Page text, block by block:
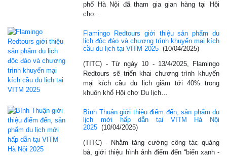
phố Hà Nội đã tham gia gian hàng tại Hội
chợ…
Flamingo Redtours giới thiệu sản phẩm du
lịch độc đáo và chương trình khuyến mại kích
cầu du lịch tại VITM 2025 (10/04/2025)
(TITC) - Từ ngày 10 - 13/4/2025, Flamingo
Redtours sẽ triển khai chương trình khuyến
mại kích cầu du lịch giảm tới 40% trong
khuôn khổ Hội chợ Du lịch…
Bình Thuận giới thiệu điểm đến, sản phẩm du
lịch mới hấp dẫn tại VITM Hà Nội
2025 (10/04/2025)
(TITC) - Nhằm tăng cường công tác quảng
bá, giới thiệu hình ảnh điểm đến “biển xanh -